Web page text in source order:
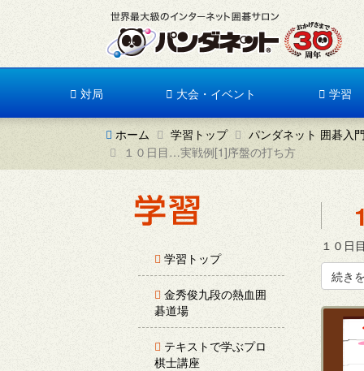
対局 大会・イベント 学習
ホーム 学習トップ
パンダネット 囲碁入
１０日目…実戦例[1]序盤の打ち方
学習トップ
金秀俊九段の熱血囲
碁道場
テキストで学ぶプロ
棋士講座
１０日
続き